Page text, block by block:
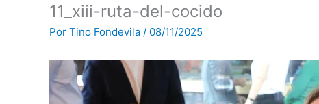
11_xiii-ruta-del-cocido
Por Tino Fondevila / 08/11/2025